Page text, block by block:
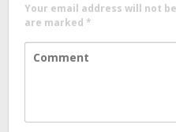
Your email address will not
are marked *